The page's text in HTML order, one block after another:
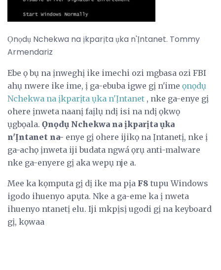
Ọnọdụ Nchekwa na ịkparịta ụka n'Ịntanet. Tommy
Armendariz
Ebe ọ bụ na ịnweghị ike imechi ozi mgbasa ozi FBI
ahụ nwere ike ime, ị ga-ebuba igwe gị n'ime ọnọdụ
Nchekwa na ịkparịta ụka n'Ịntanet , nke ga-enye gị
ohere ịnweta naanị faịlụ ndị isi na ndị ọkwọ
ụgbọala. Ọnọdụ Nchekwa na ịkparịta ụka
n'Ịntanet na- enye gị ohere ijikọ na Ịntanetị, nke ị
ga-achọ ịnweta iji budata ngwá ọrụ anti-malware
nke ga-enyere gị aka wepụ nje a.
Mee ka kọmputa gị dị ike ma pịa F8 tupu Windows
igodo ihuenyo apụta. Nke a ga-eme ka ị nweta
ihuenyo ntanetị elu. Iji mkpịsị ugodi gị na keyboard
gị, kọwaa